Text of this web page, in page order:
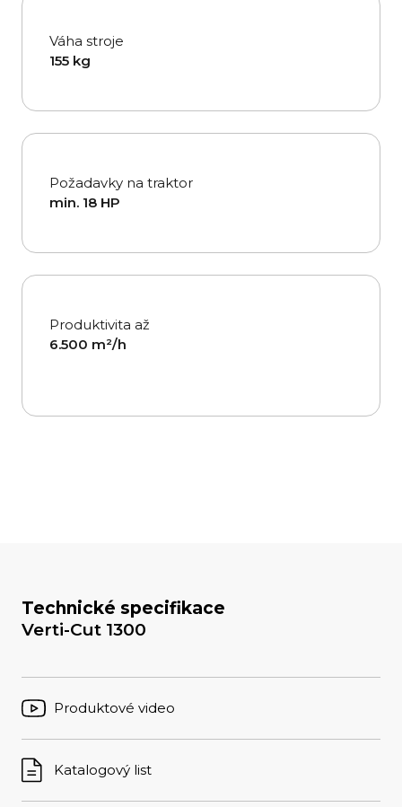
Váha stroje
155 kg
Požadavky na traktor
min. 18 HP
Produktivita až
6.500 m²/h
Technické specifikace
Verti-Cut 1300
Produktové video
Katalogový list